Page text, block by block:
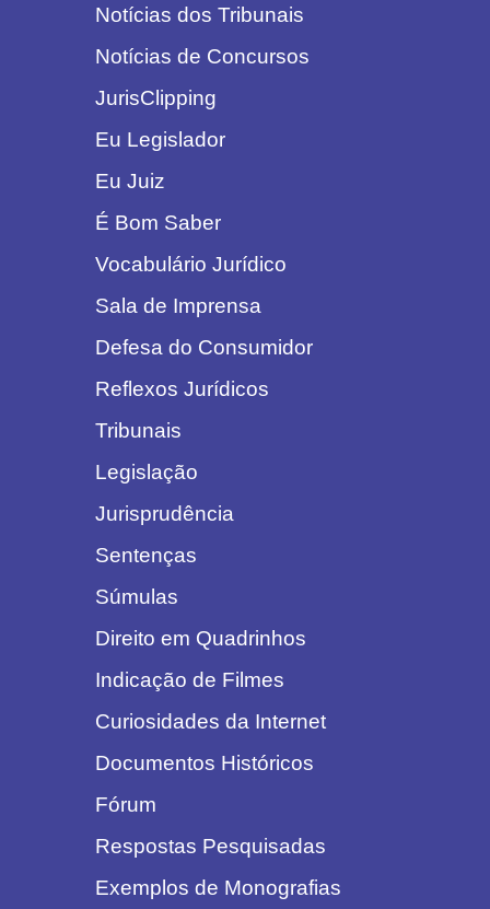
Notícias dos Tribunais
Notícias de Concursos
JurisClipping
Eu Legislador
Eu Juiz
É Bom Saber
Vocabulário Jurídico
Sala de Imprensa
Defesa do Consumidor
Reflexos Jurídicos
Tribunais
Legislação
Jurisprudência
Sentenças
Súmulas
Direito em Quadrinhos
Indicação de Filmes
Curiosidades da Internet
Documentos Históricos
Fórum
Respostas Pesquisadas
Exemplos de Monografias